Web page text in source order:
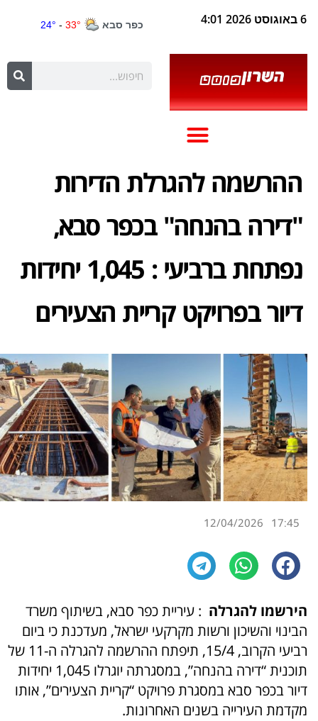
6 באוגוסט 2026 4:01
ההרשמה להגרלת הדירות
"דירה בהנחה" בכפר סבא,
נפתחת ברביעי : 1,045 יחידות
דיור בפרויקט קריית הצעירים
17:45
12/04/2026
הירשמו להגרלה : עיריית כפר סבא, בשיתוף משרד
הבינוי והשיכון ורשות מקרקעי ישראל, מעדכנת כי ביום
רביעי הקרוב, 15/4, תיפתח ההרשמה להגרלה ה-11 של
תוכנית “דירה בהנחה”, במסגרתה יוגרלו 1,045 יחידות
דיור בכפר סבא במסגרת פרויקט “קריית הצעירים”, אותו
מקדמת העירייה בשנים האחרונות.